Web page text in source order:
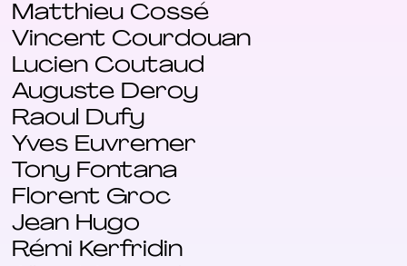
Matthieu Cossé
Vincent Courdouan
Lucien Coutaud
Auguste Deroy
Raoul Dufy
Yves Euvremer
Tony Fontana
Florent Groc
Jean Hugo
Rémi Kerfridin